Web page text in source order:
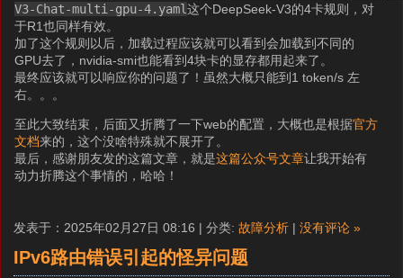
V3-Chat-multi-gpu-4.yaml这个DeepSeek-V3的4卡规则，对
于R1也同样有效。
加了这个规则以后，加载过程应该就可以看到会加载到不同的
GPU去了，nvidia-smi也能看到4块卡的显存都用起来了。
最终应该就可以响应你的问题了！虽然大概只能到1 token/s 左
右。。。
至此大致结束，后面又折腾了一下web的配置，大概也是根据官方
文档来的，这个没啥特殊就不展开了。
最后，感谢朋友发的这篇文章，就是这篇公众号文章让我开始有
动力折腾这个事情的，哈哈！
发表于：2025年02月27日 08:16 | 分类: 故障分析 | 没有评论 »
IPv6路由错误引起的怪异问题